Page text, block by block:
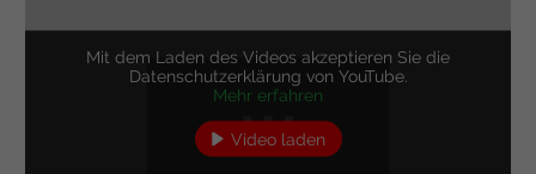
Mit dem Laden des Videos akzeptieren Sie die
Datenschutzerklärung von YouTube.
Mehr erfahren
Video laden